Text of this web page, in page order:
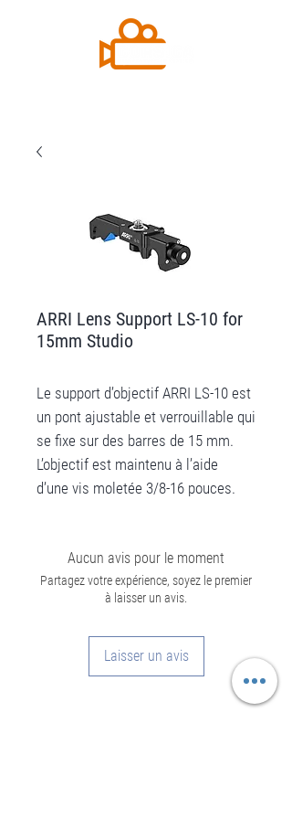
ARRI Lens Support LS-10 for
15mm Studio
Le support d’objectif ARRI LS-10 est
un pont ajustable et verrouillable qui
se fixe sur des barres de 15 mm.
L’objectif est maintenu à l’aide
d’une vis moletée 3/8-16 pouces.
Aucun avis pour le moment
Partagez votre expérience, soyez le premier
à laisser un avis.
Laisser un avis